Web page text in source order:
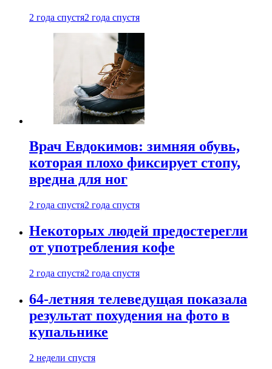
2 года спустя2 года спустя
Врач Евдокимов: зимняя обувь,
которая плохо фиксирует стопу,
вредна для ног
2 года спустя2 года спустя
Некоторых людей предостерегли
от употребления кофе
2 года спустя2 года спустя
64-летняя телеведущая показала
результат похудения на фото в
купальнике
2 недели спустя